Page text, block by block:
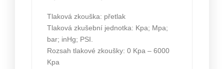
Tlaková zkouška: přetlak
Tlaková zkušební jednotka: Kpa; Mpa;
bar; inHg; PSI.
Rozsah tlakové zkoušky: 0 Kpa – 6000
Kpa